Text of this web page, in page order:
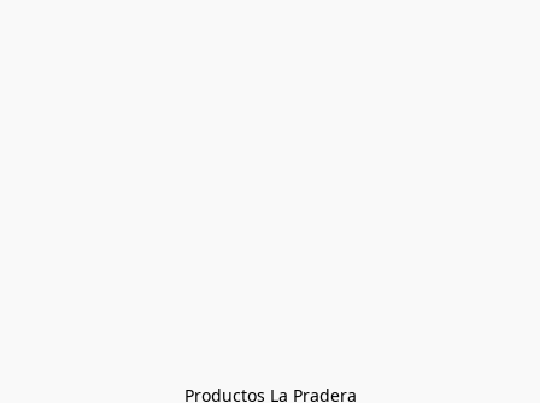
Productos La Pradera